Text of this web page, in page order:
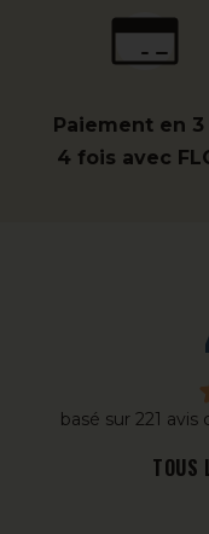
Paiement en 3
4 fois avec
basé sur 221
TOUS